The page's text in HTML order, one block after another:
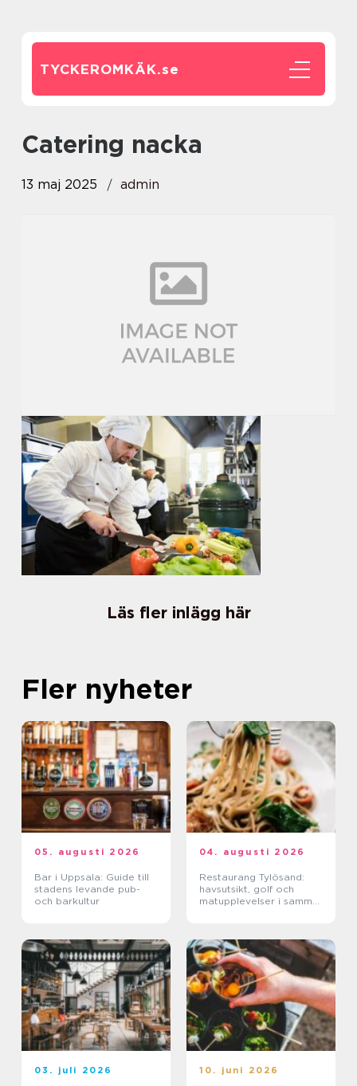
TYCKEROMKÄK.se
catering nacka
13 maj 2025 admin
Läs fler inlägg här
Fler nyheter
05. augusti 2026
Bar i Uppsala: Guide till
stadens levande pub-
och barkultur
04. augusti 2026
Restaurang Tylösand:
havsutsikt, golf och
matupplevelser i samma
03. juli 2026 10. juni 2026